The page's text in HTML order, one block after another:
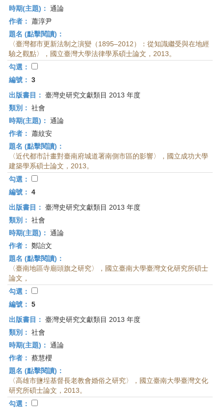
時期(主題)： 通論
作者： 蕭淳尹
題名 (點擊閱讀)：
〈臺灣都市更新法制之演變（1895–2012）：從知識繼受與在地經
驗之觀點〉，國立臺灣大學法律學系碩士論文，2013。
勾選：
編號： 3
出版書目： 臺灣史研究文獻類目 2013 年度
類別： 社會
時期(主題)： 通論
作者： 蕭紋安
題名 (點擊閱讀)：
〈近代都市計畫對臺南府城道署南側市區的影響〉，國立成功大學
建築學系碩士論文，2013。
勾選：
編號： 4
出版書目： 臺灣史研究文獻類目 2013 年度
類別： 社會
時期(主題)： 通論
作者： 鄭詒文
題名 (點擊閱讀)：
〈臺南地區寺廟頭旗之研究〉，國立臺南大學臺灣文化研究所碩士
論文，
勾選：
編號： 5
出版書目： 臺灣史研究文獻類目 2013 年度
類別： 社會
時期(主題)： 通論
作者： 蔡慧櫻
題名 (點擊閱讀)：
〈高雄市鹽埕基督長老教會婚俗之研究〉，國立臺南大學臺灣文化
研究所碩士論文，2013。
勾選：